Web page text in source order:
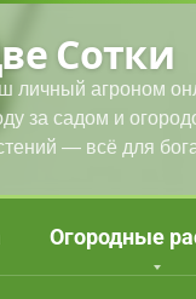
Сотки
личный агроном
за садом и
— всё для
Огородные